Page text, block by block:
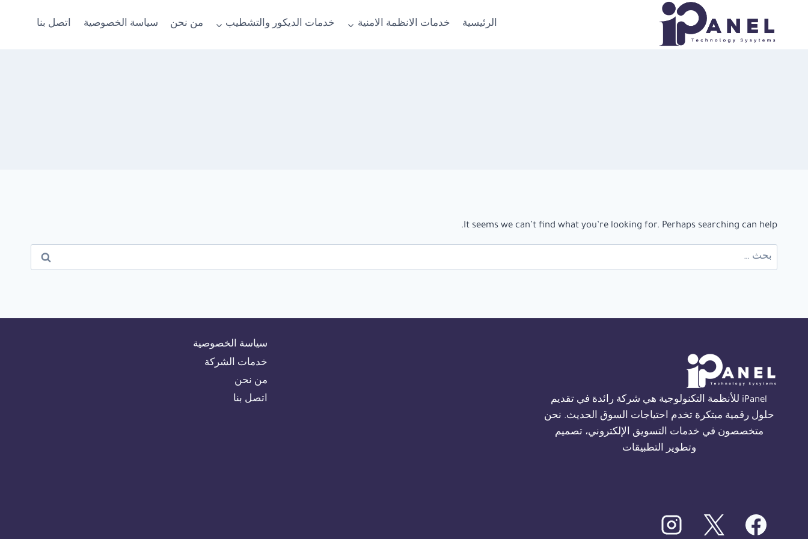
المحتوى
الرئيسية خدمات الانظمة الامنية خدمات الديكور والتشطيب من نحن سياسة الخصوصية اتصل بنا
It seems we can’t find what you’re looking for. Perhaps searching can help.
البحث
عن:
iPanel للأنظمة التكنولوجية هي شركة رائدة في تقديم
حلول رقمية مبتكرة تخدم احتياجات السوق الحديث. نحن
متخصصون في خدمات التسويق الإلكتروني، تصميم
وتطوير التطبيقات
سياسة الخصوصية
خدمات الشركة
من نحن
اتصل بنا